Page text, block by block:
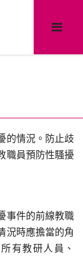
的情況。防止歧
職員預防性騷擾
事件的前線教職
況時應擔當的角
有教研人員、